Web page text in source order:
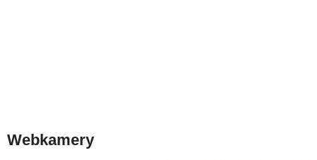
Webkamery